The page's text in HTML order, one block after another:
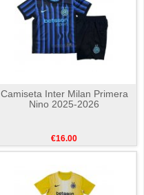
Camiseta Inter Milan Primera
Nino 2025-2026
€16.00